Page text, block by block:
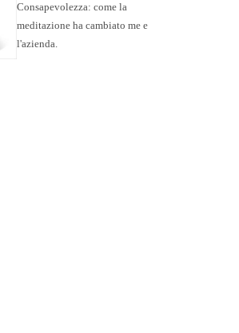
Consapevolezza: come la
meditazione ha cambiato me e
l'azienda.